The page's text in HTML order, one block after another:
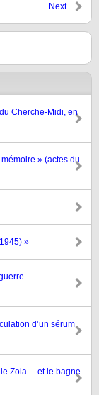
Next
Cherche-Midi, en
» (actes du
»
d’un sérum
Zola… et le bagne